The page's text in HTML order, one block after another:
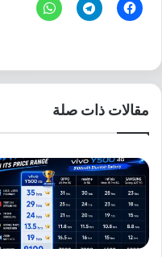
مقالات ذات صلة